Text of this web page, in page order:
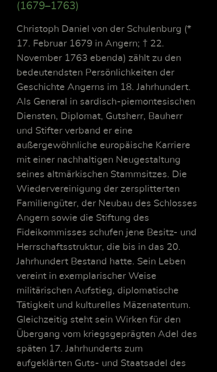
(1679–1763)
Christoph Daniel von der Schulenburg (*
17. Februar 1679 in Angern; † 22.
November 1763 ebenda) zählt zu den
bedeutendsten Persönlichkeiten der
Geschichte Angerns im 18. Jahrhundert.
Als General in sardisch-piemontesischen
Diensten, Diplomat, Gutsherr, Bauherr
und Stifter verband er eine
außergewöhnliche europäische Karriere
mit einer nachhaltigen Neugestaltung
seines altmärkischen Stammsitzes. Die
Wiedervereinigung der zersplitterten
Familiengüter, der Neubau des Schlosses
Angern sowie die Stiftung des
Fideikommisses schufen jene Besitz- und
Herrschaftsstruktur, die bis in das 20.
Jahrhundert Bestand hatte. Sein Leben
vereint in exemplarischer Weise
militärischen Aufstieg, diplomatische
Tätigkeit und kulturelles Mäzenatentum.
Gleichzeitig steht sein Wirken für den
Übergang vom kriegsgeprägten Adel des
späten 17. Jahrhunderts zum
aufgeklärten Guts- und Staatsadel des